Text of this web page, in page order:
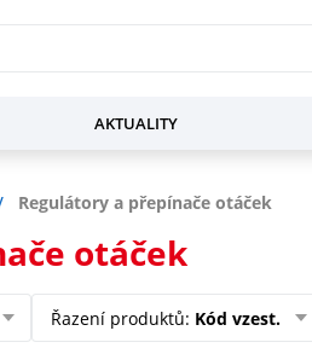
AKTUALITY
Regulátory a přepínače otáček
otáček
Řazení produktů: Kód vzest.